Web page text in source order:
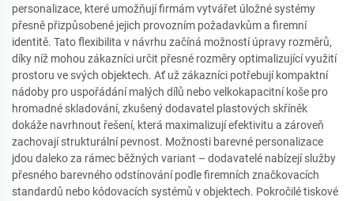
personalizace, které umožňují firmám vytvářet úložné systémy
přesně přizpůsobené jejich provozním požadavkům a firemní
identitě. Tato flexibilita v návrhu začíná možností úpravy rozměrů,
díky níž mohou zákazníci určit přesné rozměry optimalizující využití
prostoru ve svých objektech. Ať už zákazníci potřebují kompaktní
nádoby pro uspořádání malých dílů nebo velkokapacitní koše pro
hromadné skladování, zkušený dodavatel plastových skříněk
dokáže navrhnout řešení, která maximalizují efektivitu a zároveň
zachovají strukturální pevnost. Možnosti barevné personalizace
jdou daleko za rámec běžných variant – dodavatelé nabízejí služby
přesného barevného odstínování podle firemních značkovacích
standardů nebo kódovacích systémů v objektech. Pokročilé tiskové